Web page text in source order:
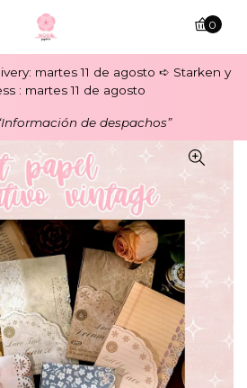
martes 11 de agosto ➪ Starken y
: martes 11 de agosto
de despachos”
0